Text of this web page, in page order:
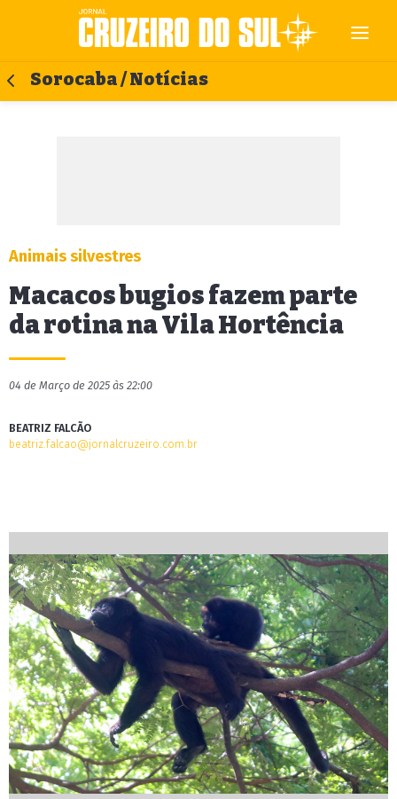
Sorocaba / Notícias
Animais silvestres
Macacos bugios fazem parte
da rotina na Vila Hortência
04 de Março de 2025 às 22:00
BEATRIZ FALCÃO
beatriz.falcao@jornalcruzeiro.com.br